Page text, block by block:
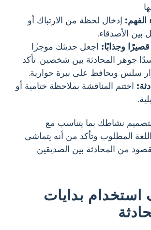
إدخال لحظة من الارتباك أو
بين الأصدقاء.
وجذابًا: اجعل حديثك موجزًا
جوهر المحادثة بين شخصين. تأكد
سلس ويحافظ على نبرة حوارية.
اختتم المناقشة بملاحظة ختامية أو
نشاطك بما يتناسب مع
المطلوب وتأكد من أنه يتماشى
من المحادثة بين الصديقين.
بدايات